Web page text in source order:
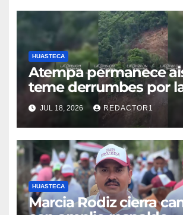
HUASTECA
Atempa permanece
teme derrumbes por
JUL 18, 2026 REDACTOR1
HUASTECA
Marcia Rodiz cierra